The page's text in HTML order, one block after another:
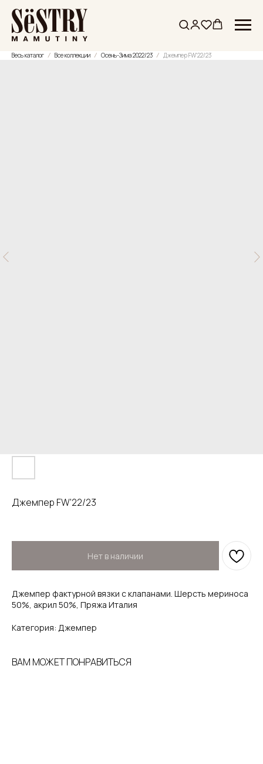
Весь каталог Все коллекции Осень-Зима 2022/23 Джемпер FW'22/23
Джемпер FW'22/23
Нет в наличии
Джемпер фактурной вязки с клапанами. Шерсть мериноса
50%, акрил 50%, Пряжа Италия
Категория: Джемпер
ВАМ МОЖЕТ ПОНРАВИТЬСЯ